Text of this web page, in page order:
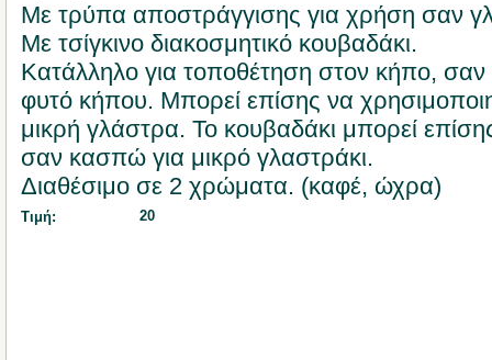
Με τρύπα αποστράγγισης για χρήση σαν
Με τσίγκινο διακοσμητικό κουβαδάκι.
Κατάλληλο για τοποθέτηση στον κήπο,
φυτό κήπου. Μπορεί επίσης να
μικρή γλάστρα. Το κουβαδάκι μπορεί
σαν κασπώ για μικρό γλαστράκι.
Διαθέσιμο σε 2 χρώματα. (καφέ, ώχρα)
Τιμή: 20